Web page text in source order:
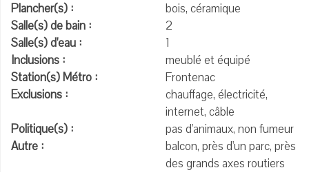
Plancher(s) :
bois, céramique
Salle(s) de bain :
2
Salle(s) d'eau :
1
Inclusions :
meublé et équipé
Station(s) Métro :
Frontenac
Exclusions :
chauffage, électricité,
internet, câble
Politique(s) :
pas d'animaux, non fumeur
Autre :
balcon, près d'un parc, près
des grands axes routiers